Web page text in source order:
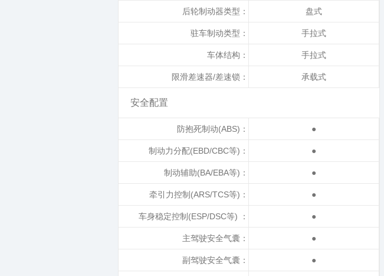
后轮制动器类型： 盘式
驻车制动类型： 手拉式
车体结构： 手拉式
限滑差速器/差速锁： 承载式
安全配置
防抱死制动(ABS)： ●
制动力分配(EBD/CBC等)： ●
制动辅助(BA/EBA等)： ●
牵引力控制(ARS/TCS等)： ●
车身稳定控制(ESP/DSC等) ： ●
主驾驶安全气囊： ●
副驾驶安全气囊： ●